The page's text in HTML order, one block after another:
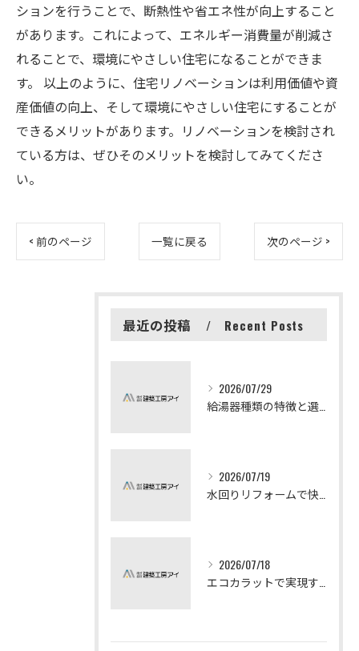
ションを行うことで、断熱性や省エネ性が向上すること
があります。これによって、エネルギー消費量が削減さ
れることで、環境にやさしい住宅になることができま
す。 以上のように、住宅リノベーションは利用価値や資
産価値の向上、そして環境にやさしい住宅にすることが
できるメリットがあります。リノベーションを検討され
ている方は、ぜひそのメリットを検討してみてくださ
い。
< 前のページ 一覧に戻る 次のページ >
最近の投稿 Recent Posts
2026/07/29
2026/07/19
2026/07/18